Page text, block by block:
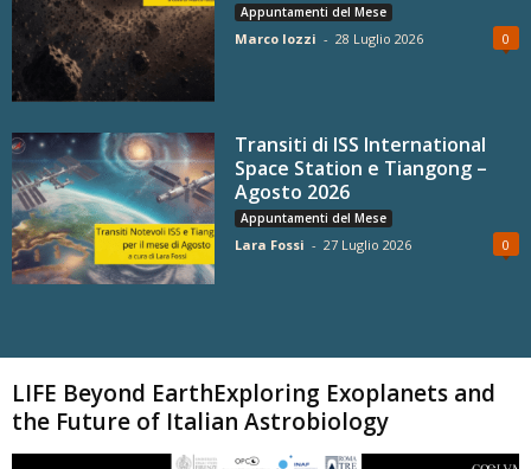
Appuntamenti del Mese
Marco Iozzi - 28 Luglio 2026 0
Transiti di ISS International
Space Station e Tiangong –
Agosto 2026
Appuntamenti del Mese
Lara Fossi - 27 Luglio 2026 0
LIFE Beyond EarthExploring Exoplanets and
the Future of Italian Astrobiology